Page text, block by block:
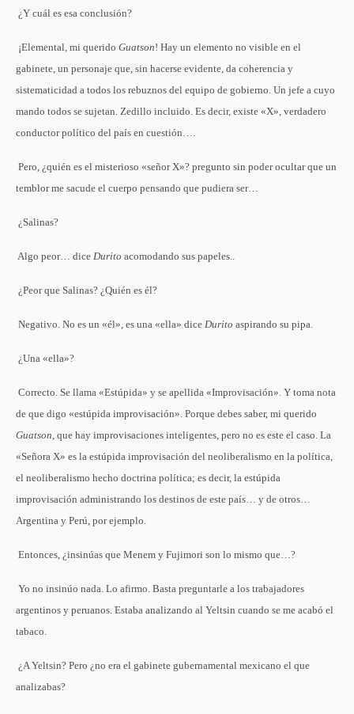
­ ¿Y cuál es esa conclusión?
­ ¡Elemental, mi querido Guatson! Hay un elemento no visible en el
gabinete, un personaje que, sin hacerse evidente, da coherencia y
sistematicidad a todos los rebuznos del equipo de gobierno. Un jefe a cuyo
mando todos se sujetan. Zedillo incluido. Es decir, existe «X», verdadero
conductor político del país en cuestión….
­ Pero, ¿quién es el misterioso «señor X»? ­pregunto sin poder ocultar que un
temblor me sacude el cuerpo pensando que pudiera ser…
­ ¿Salinas?
­ Algo peor… ­dice Durito acomodando sus papeles..
­ ¿Peor que Salinas? ¿Quién es él?
­ Negativo. No es un «él», es una «ella» ­dice Durito aspirando su pipa.
­ ¿Una «ella»?
­ Correcto. Se llama «Estúpida» y se apellida «Improvisación». Y toma nota
de que digo «estúpida improvisación». Porque debes saber, mi querido
Guatson, que hay improvisaciones inteligentes, pero no es este el caso. La
«Señora X» es la estúpida improvisación del neoliberalismo en la política,
el neoliberalismo hecho doctrina política; es decir, la estúpida
improvisación administrando los destinos de este país… y de otros…
Argentina y Perú, por ejemplo.
­ Entonces, ¿insinúas que Menem y Fujimori son lo mismo que…?
­ Yo no insinúo nada. Lo afirmo. Basta preguntarle a los trabajadores
argentinos y peruanos. Estaba analizando al Yeltsin cuando se me acabó el
tabaco.
­ ¿A Yeltsin? Pero ¿no era el gabinete gubernamental mexicano el que
analizabas?